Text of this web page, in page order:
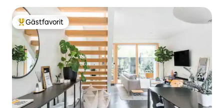
Populär gästfavorit
Gästfavorit